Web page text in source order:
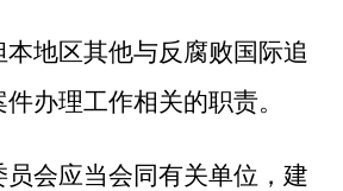
地区其他与反腐败国际追
办理工作相关的职责。
会应当会同有关单位，建